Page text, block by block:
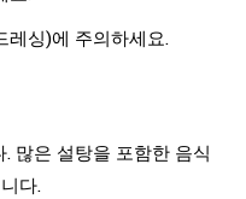
레싱)에 주의하세요.
많은 설탕을 포함한 음식
다.